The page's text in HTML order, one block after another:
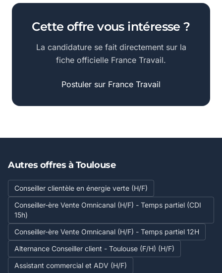
Cette offre vous intéresse ?
La candidature se fait directement sur la
fiche officielle France Travail.
Postuler sur France Travail
Autres offres à Toulouse
Conseiller clientèle en énergie verte (H/F)
Conseiller-ère Vente Omnicanal (H/F) - Temps partiel (CDI
15h)
Conseiller-ère Vente Omnicanal (H/F) - Temps partiel 12H
Alternance Conseiller client - Toulouse (F/H) (H/F)
Assistant commercial et ADV (H/F)